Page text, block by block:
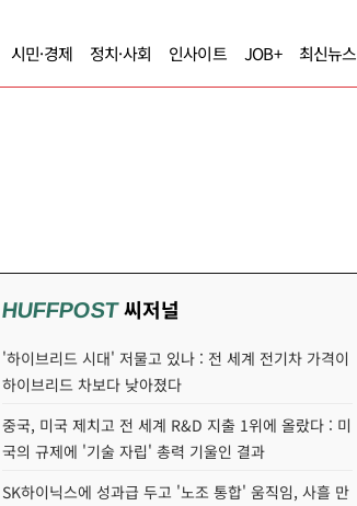
시민·경제 정치·사회 인사이트 JOB+ 최신뉴스
HUFFPOST씨저널
'하이브리드 시대' 저물고 있나 : 전 세계 전기차 가격이
하이브리드 차보다 낮아졌다
중국, 미국 제치고 전 세계 R&D 지출 1위에 올랐다 : 미
국의 규제에 '기술 자립' 총력 기울인 결과
SK하이닉스에 성과급 두고 '노조 통합' 움직임, 사흘 만